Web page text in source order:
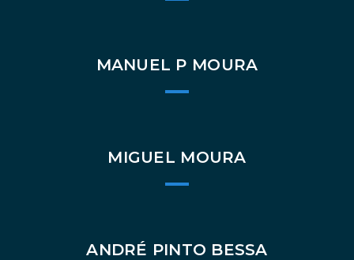
MANUEL P MOURA
MIGUEL MOURA
ANDRÉ PINTO BESSA